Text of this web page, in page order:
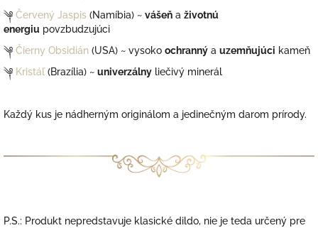
༆ Červený Jaspis (Namíbia) ~ vášeň a životnú
energiu povzbudzujúci
༆ Čierny Obsidián (USA) ~ vysoko ochranný a uzemňujúci kameň
༆ Kristáľ (Brazília) ~ univerzálny liečivý minerál
Každý kus je nádherným originálom a jedinečným darom prírody.
P.S.: Produkt nepredstavuje klasické dildo, nie je teda určený pre